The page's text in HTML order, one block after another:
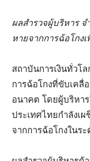
ผลสำรวจผู้บริหาร
หายจากการฉ้อโกง
สถาบันการเงินทั่วโ
การฉ้อโกงที่ขับเค
อนาคต โดยผู้บริหา
ประเทศไทยกำลังเ
จากการฉ้อโกงในร